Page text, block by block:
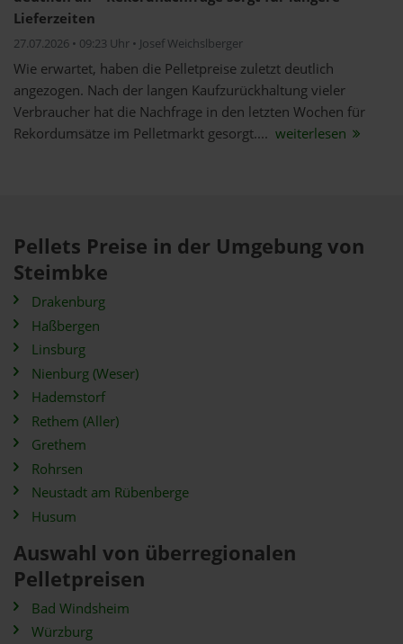
Lieferzeiten
27.07.2026 • 09:23 Uhr • Josef Weichslberger
Wie erwartet, haben die Pelletpreise zuletzt deutlich
angezogen. Nach der langen Kaufzurückhaltung vieler
Verbraucher hat die Nachfrage in den letzten Wochen für
Rekordumsätze im Pelletmarkt gesorgt.... weiterlesen
Pellets Preise in der Umgebung von
Steimbke
Drakenburg
Haßbergen
Linsburg
Nienburg (Weser)
Hademstorf
Rethem (Aller)
Grethem
Rohrsen
Neustadt am Rübenberge
Husum
Auswahl von überregionalen
Pelletpreisen
Bad Windsheim
Würzburg